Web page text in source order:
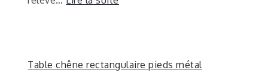
Table chêne rectangulaire pieds métal